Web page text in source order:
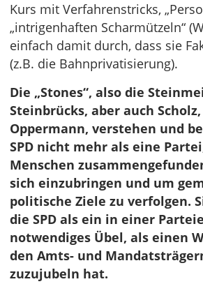
Kurs mit Verfahrenstricks,
„intrigenhaften Scharmützeln“
einfach damit durch, dass sie
(z.B. die Bahnprivatisierung).
Die „Stones“, also die
Steinbrücks, aber auch
Oppermann, verstehen und
SPD nicht mehr als eine
Menschen
sich einzubringen und um
politische Ziele zu verfolgen.
die SPD als ein in einer
notwendiges Übel, als einen
den Amts- und
zuzujubeln hat.